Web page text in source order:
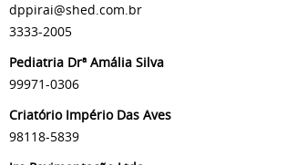
dppirai@shed.com.br
3333-2005
Pediatria Drª Amália Silva
99971-0306
Criatório Império Das Aves
98118-5839